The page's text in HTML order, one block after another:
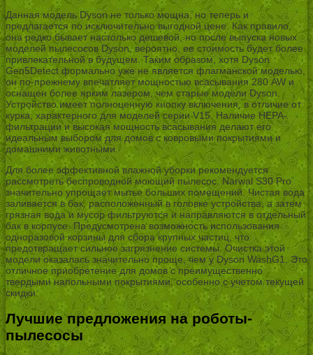
Данная модель Dyson не только мощна, но теперь и
предлагается по исключительно выгодной цене. Как правило,
она редко бывает настолько дешевой, но после выпуска новых
моделей пылесосов Dyson, вероятно, ее стоимость будет более
привлекательной в будущем. Таким образом, хотя Dyson
Gen5Detect формально уже не является флагманской моделью,
он по-прежнему впечатляет мощностью всасывания 280 AW и
оснащен более ярким лазером, чем старые модели Dyson.
Устройство имеет полноценную кнопку включения, в отличие от
курка, характерного для моделей серии V15. Наличие HEPA-
фильтрации и высокая мощность всасывания делают его
идеальным выбором для домов с ковровыми покрытиями и
домашними животными.
Для более эффективной влажной уборки рекомендуется
рассмотреть беспроводной моющий пылесос. Narwal S30 Pro
значительно упрощает мытье больших помещений. Чистая вода
заливается в бак, расположенный в головке устройства, а затем
грязная вода и мусор фильтруются и направляются в отдельный
бак в корпусе. Предусмотрена возможность использования
одноразовой корзины для сбора крупных частиц, что
предотвращает сильное загрязнение системы. Очистка этой
модели оказалась значительно проще, чем у Dyson WashG1. Это
отличное приобретение для домов с преимущественно
твердыми напольными покрытиями, особенно с учетом текущей
скидки.
Лучшие предложения на роботы-
пылесосы